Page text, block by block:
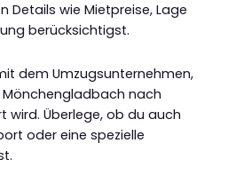
Details wie Mietpreise, Lage
berücksichtigst.
dem Umzugsunternehmen,
nach
wird. Überlege, ob du auch
oder eine spezielle